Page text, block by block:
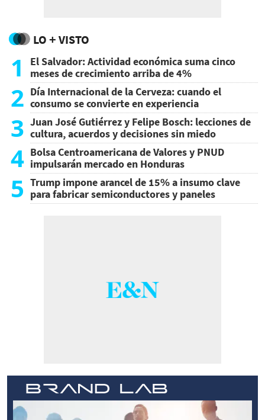
LO + VISTO
1
El Salvador: Actividad económica suma cinco
meses de crecimiento arriba de 4%
2 Día Internacional de la Cerveza: cuando el
consumo se convierte en experiencia
3 Juan José Gutiérrez y Felipe Bosch: lecciones de
cultura, acuerdos y decisiones sin miedo
4 Bolsa Centroamericana de Valores y PNUD
impulsarán mercado en Honduras
5 Trump impone arancel de 15% a insumo clave
para fabricar semiconductores y paneles